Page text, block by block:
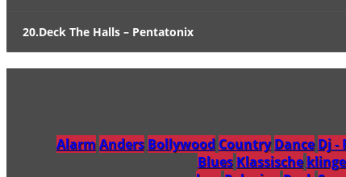
20.Deck The Halls – Pentatonix
Alarm Anders Bollywood Country Dance Dj -
Blues Klassische